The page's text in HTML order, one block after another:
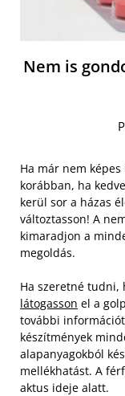
Nem is
Ha már nem
korábban, ha
kerül sor a házas
változtasson! A
kimaradjon a
megoldás.
Ha szeretné tudni,
látogasson el a
további
készítmények
alapanyagokból
mellékhatást. A
aktus ideje alatt.